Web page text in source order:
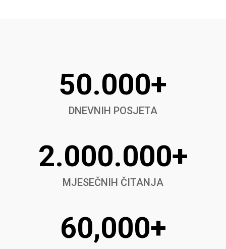
50.000+
DNEVNIH POSJETA
2.000.000+
MJESEČNIH ČITANJA
60,000+